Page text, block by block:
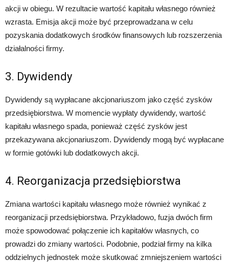
akcji w obiegu. W rezultacie wartość kapitału własnego również
wzrasta. Emisja akcji może być przeprowadzana w celu
pozyskania dodatkowych środków finansowych lub rozszerzenia
działalności firmy.
3. Dywidendy
Dywidendy są wypłacane akcjonariuszom jako część zysków
przedsiębiorstwa. W momencie wypłaty dywidendy, wartość
kapitału własnego spada, ponieważ część zysków jest
przekazywana akcjonariuszom. Dywidendy mogą być wypłacane
w formie gotówki lub dodatkowych akcji.
4. Reorganizacja przedsiębiorstwa
Zmiana wartości kapitału własnego może również wynikać z
reorganizacji przedsiębiorstwa. Przykładowo, fuzja dwóch firm
może spowodować połączenie ich kapitałów własnych, co
prowadzi do zmiany wartości. Podobnie, podział firmy na kilka
oddzielnych jednostek może skutkować zmniejszeniem wartości